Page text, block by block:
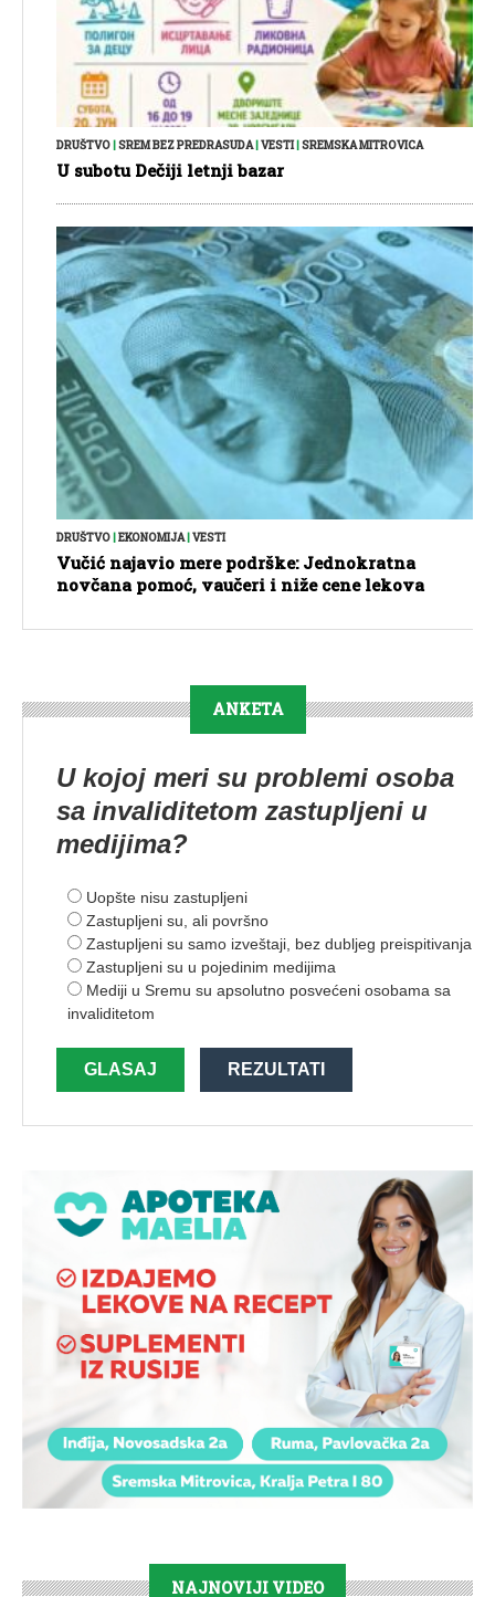
DRUŠTVO|SREM BEZ PREDRASUDA|VESTI|SREMSKA MITROVICA
U subotu Dečiji letnji bazar
DRUŠTVO|EKONOMIJA|VESTI
Vučić najavio mere podrške: Jednokratna
novčana pomoć, vaučeri i niže cene lekova
ANKETA
U kojoj meri su problemi osoba
sa invaliditetom zastupljeni u
medijima?
Uopšte nisu zastupljeni
Zastupljeni su, ali površno
Zastupljeni su samo izveštaji, bez dubljeg preispitivanja
Zastupljeni su u pojedinim medijima
Mediji u Sremu su apsolutno posvećeni osobama sa
invaliditetom
GLASAJ REZULTATI
NAJNOVIJI VIDEO